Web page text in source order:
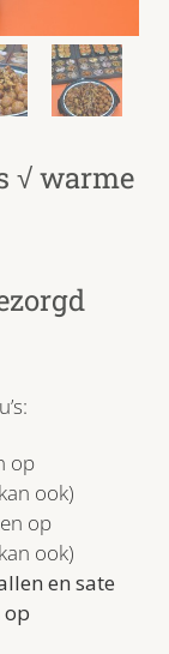
√ warme
op
ook)
op
ook)
en sate
op